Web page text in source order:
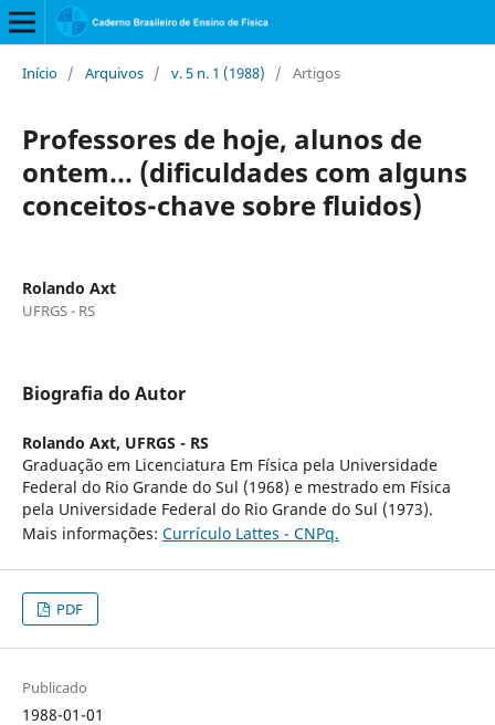
Início / Arquivos / v. 5 n. 1 (1988) / Artigos
Professores de hoje, alunos de
ontem... (dificuldades com alguns
conceitos-chave sobre fluidos)
Rolando Axt
UFRGS - RS
Biografia do Autor
Rolando Axt, UFRGS - RS
Graduação em Licenciatura Em Física pela Universidade
Federal do Rio Grande do Sul (1968) e mestrado em Física
pela Universidade Federal do Rio Grande do Sul (1973).
Mais informações: Currículo Lattes - CNPq.
PDF
Publicado
1988-01-01